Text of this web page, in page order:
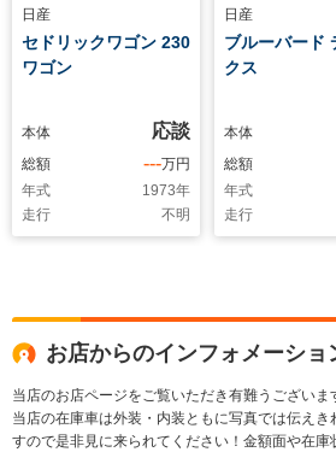
日産
セドリックワゴン 230
ワゴン
本体 応談
総額 ---万円
年式
1973年
走行
不明
日産
ブルーバード
クス
本体
総額
年式
走行
お店からのインフォメーショ
当店のお店ページをご覧いただき有難うございま
当店の在庫車は外装・内装ともに写真では伝えき
すので是非見に来られてください！金額面や在